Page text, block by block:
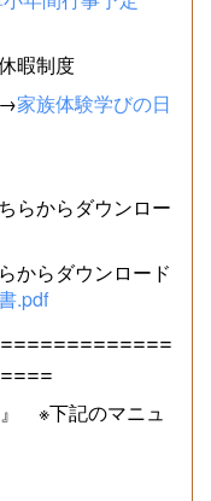
暇制度
家族体験学びの日
らからダウンロー
らダウンロード
.pdf
』 ※下記のマニュ